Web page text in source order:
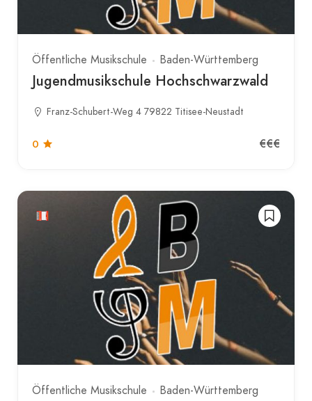
Öffentliche Musikschule Baden-Württemberg
Jugendmusikschule Hochschwarzwald
Franz-Schubert-Weg 4 79822 Titisee-Neustadt
0 €€€
Öffentliche Musikschule Baden-Württemberg